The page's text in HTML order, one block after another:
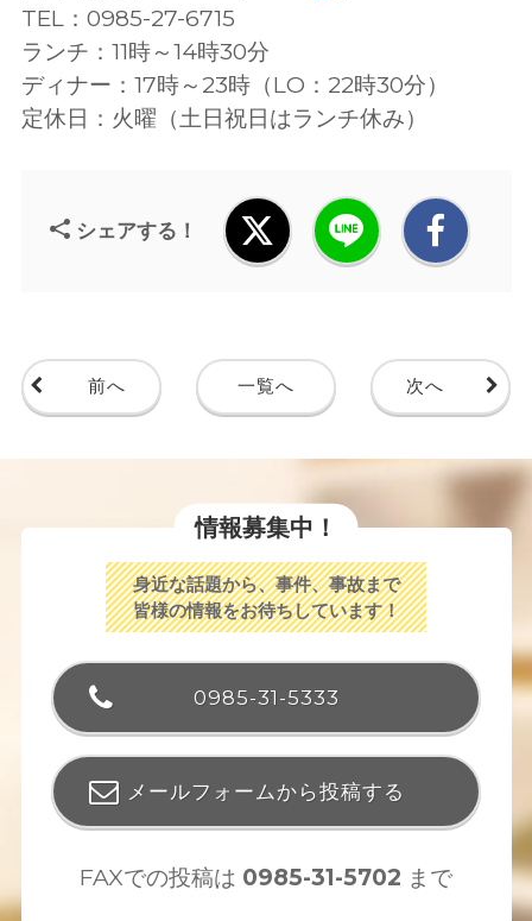
TEL：0985-27-6715
ランチ：11時～14時30分
ディナー：17時～23時（LO：22時30分）
定休日：火曜（土日祝日はランチ休み）
シェアする！
前へ 一覧へ 次へ
情報募集中！
身近な話題から、事件、事故まで
皆様の情報をお待ちしています！
0985-31-5333
メールフォームから投稿する
FAXでの投稿は 0985-31-5702 まで